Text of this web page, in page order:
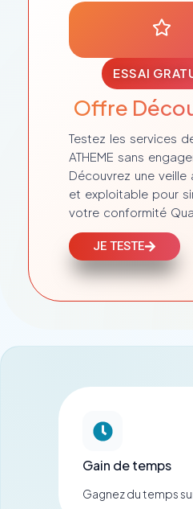
ESSAI
Offre
Testez les services
ATHEME sans
Découvrez une veille
et exploitable pour
votre conformité
JE TESTE
Gain de temps
Gagnez du temps